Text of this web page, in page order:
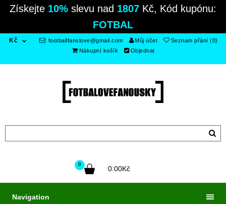
Získejte 10% slevu nad 1807 Kč, Kód kupónu:
FOTBAL
Kč footballfanslove@gmail.com Můj účet
Seznam přání (0)
Nákupní košík
Objednat
0
0.00Kč
Navigation